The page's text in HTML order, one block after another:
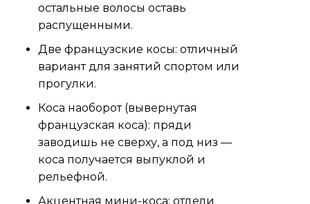
остальные волосы оставь
распущенными.
Две французские косы: отличный
вариант для занятий спортом или
прогулки.
Коса наоборот (вывернутая
французская коса): пряди
заводишь не сверху, а под низ —
коса получается выпуклой и
рельефной.
Акцентная мини-коса: отдели